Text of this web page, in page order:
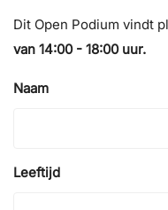
Dit Open Podium vindt
van 14:00 - 18:00 uur.
Naam
Leeftijd